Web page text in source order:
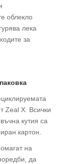
облекло
лека
за
Zeal X. Всички
кутия са
картон.
на
да